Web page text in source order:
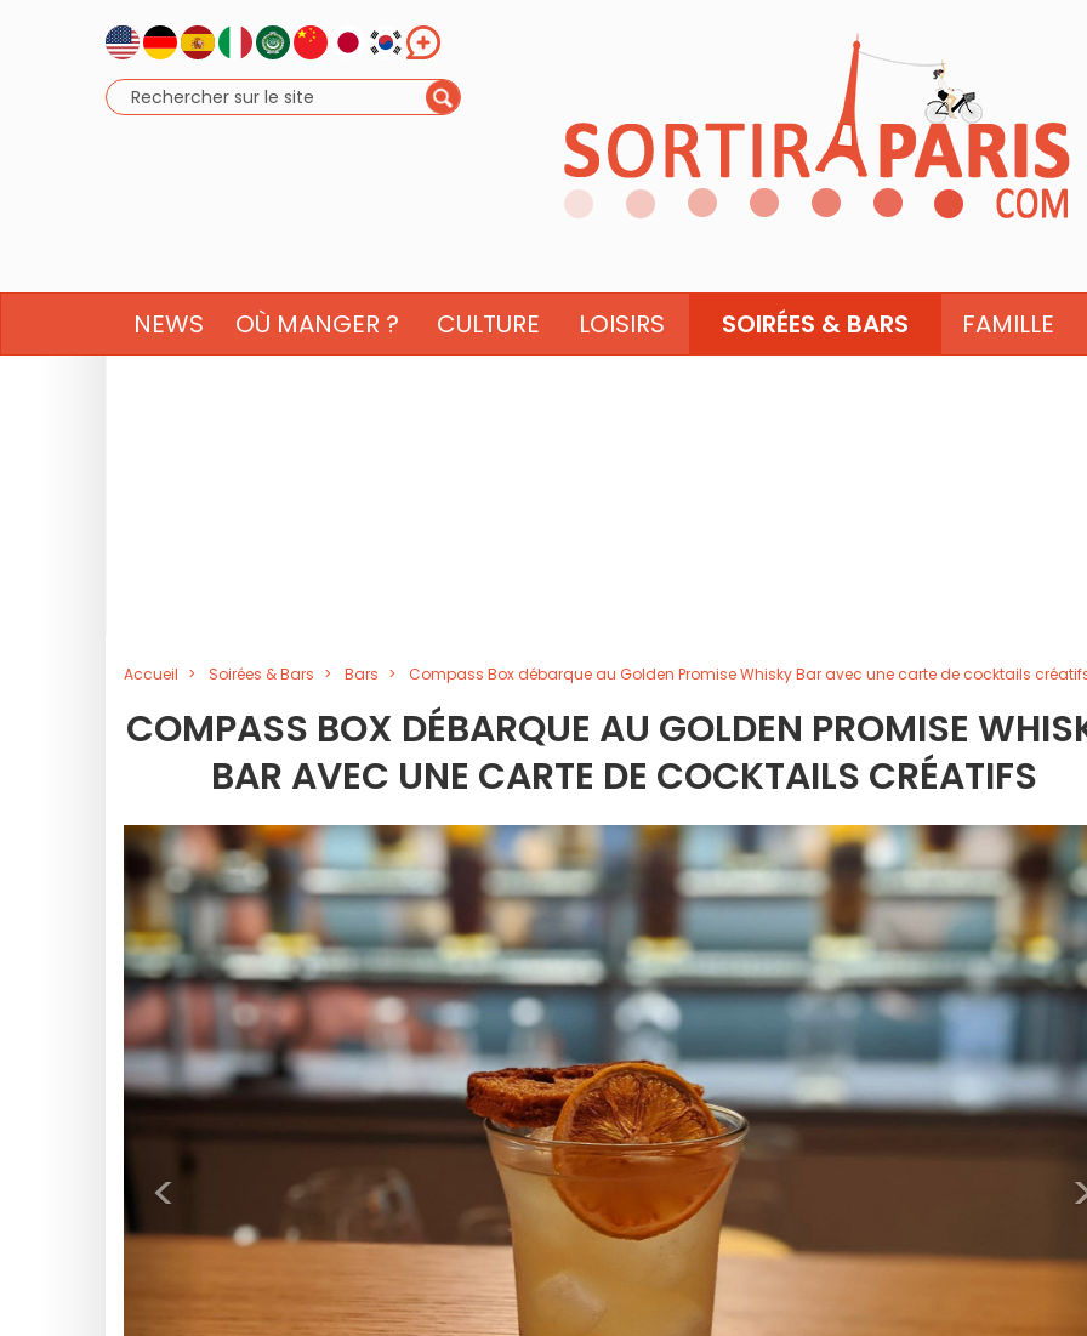
NEWS OÙ MANGER ? CULTURE LOISIRS SOIRÉES & BARS FAMILLE
Accueil Soirées & Bars Bars Compass Box débarque au Golden Promise Whisky Bar avec une carte de cocktails
COMPASS BOX DÉBARQUE AU GOLDEN PROMISE
BAR AVEC UNE CARTE DE COCKTAILS CRÉATIFS
<